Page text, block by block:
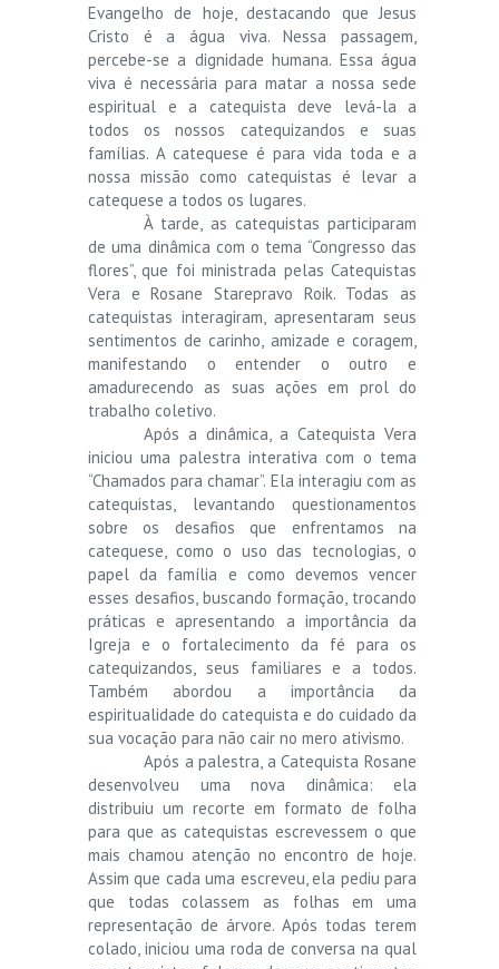
Evangelho de hoje, destacando que Jesus
Cristo é a água viva. Nessa passagem,
percebe-se a dignidade humana. Essa água
viva é necessária para matar a nossa sede
espiritual e a catequista deve levá-la a
todos os nossos catequizandos e suas
famílias. A catequese é para vida toda e a
nossa missão como catequistas é levar a
catequese a todos os lugares.
À tarde, as catequistas participaram
de uma dinâmica com o tema “Congresso das
flores”, que foi ministrada pelas Catequistas
Vera e Rosane Starepravo Roik. Todas as
catequistas interagiram, apresentaram seus
sentimentos de carinho, amizade e coragem,
manifestando o entender o outro e
amadurecendo as suas ações em prol do
trabalho coletivo.
Após a dinâmica, a Catequista Vera
iniciou uma palestra interativa com o tema
“Chamados para chamar”. Ela interagiu com as
catequistas, levantando questionamentos
sobre os desafios que enfrentamos na
catequese, como o uso das tecnologias, o
papel da família e como devemos vencer
esses desafios, buscando formação, trocando
práticas e apresentando a importância da
Igreja e o fortalecimento da fé para os
catequizandos, seus familiares e a todos.
Também abordou a importância da
espiritualidade do catequista e do cuidado da
sua vocação para não cair no mero ativismo.
Após a palestra, a Catequista Rosane
desenvolveu uma nova dinâmica: ela
distribuiu um recorte em formato de folha
para que as catequistas escrevessem o que
mais chamou atenção no encontro de hoje.
Assim que cada uma escreveu, ela pediu para
que todas colassem as folhas em uma
representação de árvore. Após todas terem
colado, iniciou uma roda de conversa na qual